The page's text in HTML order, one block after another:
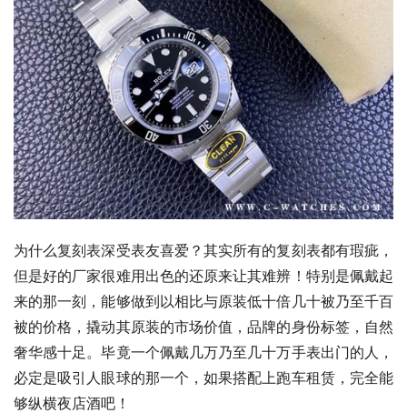
为什么复刻表深受表友喜爱？其实所有的复刻表都有瑕疵，
但是好的厂家很难用出色的还原来让其难辨！特别是佩戴起
来的那一刻，能够做到以相比与原装低十倍几十被乃至千百
被的价格，撬动其原装的市场价值，品牌的身份标签，自然
奢华感十足。毕竟一个佩戴几万乃至几十万手表出门的人，
必定是吸引人眼球的那一个，如果搭配上跑车租赁，完全能
够纵横夜店酒吧！